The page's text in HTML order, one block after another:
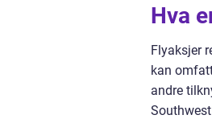
Hva
Flyaksjer
kan
andre